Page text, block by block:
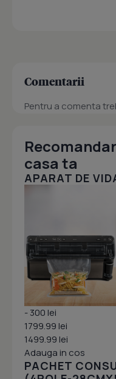
Comentarii
Pentru a comenta
casa ta
APARAT DE
- 300 lei
1799.99 lei
1499.99 lei
Adauga in cos
PACHET